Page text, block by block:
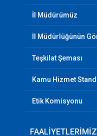
İl Müdürümüz
İl Müdürlüğünün
Teşkilat Şeması
Kamu Hizmet
Etik Komisyonu
FAALİYETLERİMİZ